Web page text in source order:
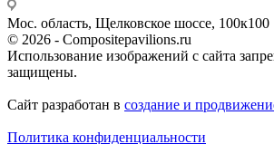
Мос. область, Щелковское шоссе, 100к100
© 2026 - Compositepavilions.ru
Использование изображений с сайта
защищены.
Сайт разработан в создание и
Политика конфиденциальности